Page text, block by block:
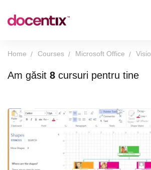
Home Courses Microsoft Office Visio
Am găsit 8 cursuri pentru tine